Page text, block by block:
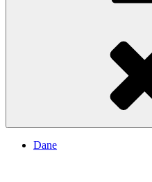
Dane